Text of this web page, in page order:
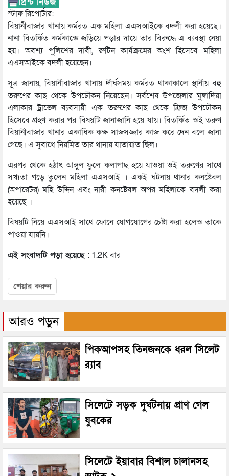
স্টাফ রিপোর্টার:
বিয়ানীবাজার থানায় কর্মরত এক মহিলা এএসআইকে বদলী করা হয়েছে।
নানা বিতর্কিত কর্মকান্ডে জড়িয়ে পড়ার দায়ে তার বিরুদ্ধে এ ব্যবস্থা নেয়া
হয়। অবশ্য পুলিশের দাবী, রুটিন কার্যক্রমের অংশ হিসেবে মহিলা
এএসআইকে বদলী হয়েছেন।
সূত্র জানায়, বিয়ানীবাজার থানায় দীর্ঘসময় কর্মরত থাকাকালে স্থানীয় বহু
তরুণের কাছ থেকে উপঢৌকন নিয়েছেন। সর্বশেষ উপজেলার ঘুঙ্গাদিয়া
এলাকার ট্রাভেল ব্যবসায়ী এক তরুণের কাছ থেকে ফ্রিজ উপঢৌকন
হিসেবে গ্রহণ করার পর বিষয়টি জানাজানি হয়ে যায়। বিতর্কিত ওই তরুণ
বিয়ানীবাজার থানার একাধিক কক্ষ সাজসজ্জার কাজ করে দেন বলে জানা
গেছে। এ সুবাধে নিয়মিত তার থানায় যাতায়াত ছিল।
এরপর থেকে হঠাৎ আঙ্গুল ফুলে কলাগাছ হয়ে যাওয়া ওই তরুণের সাথে
সখ্যতা গড়ে তুলেন মহিলা এএসআই । একই ঘটনায় থানার কনষ্টেবল
(অপারেটর) মহি উদ্দিন এবং নারী কনষ্টেবল অপর মহিলাকে বদলী করা
হয়েছে ।
বিষয়টি নিয়ে এএসআই সাথে ফোনে যোগযোগের চেষ্টা করা হলেও তাকে
পাওয়া যায়নি।
এই সংবাদটি পড়া হয়েছে : 1.2K বার
শেয়ার করুন
আরও পড়ুন
পিকআপসহ তিনজনকে ধরল সিলেট
র‌্যাব
সিলেটে সড়ক দুর্ঘটনায় প্রাণ গেল
যুবকের
সিলেটে ইয়াবার বিশাল চালানসহ